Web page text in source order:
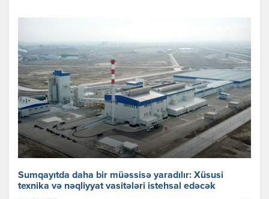
Sumqayıtda daha bir müəssisə yaradılır: Xüsusi
texnika və nəqliyyat vasitələri istehsal edəcək